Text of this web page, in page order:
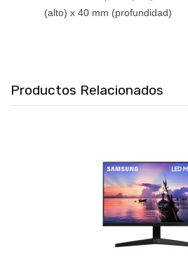
(alto) x 40 mm (profundidad)
Productos Relacionados